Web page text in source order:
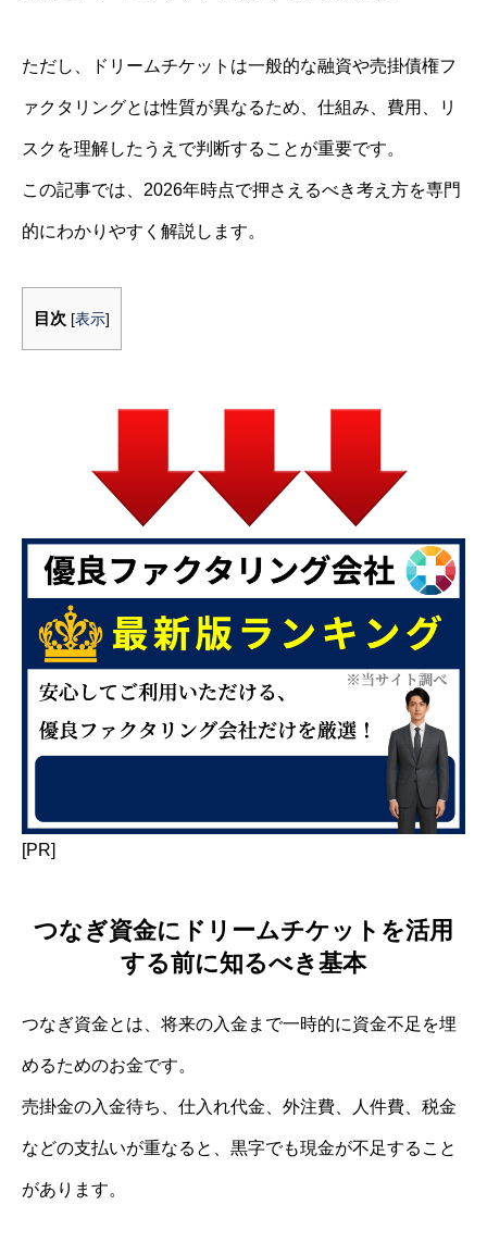
ただし、ドリームチケットは一般的な融資や売掛債権フ
ァクタリングとは性質が異なるため、仕組み、費用、リ
スクを理解したうえで判断することが重要です。
この記事では、2026年時点で押さえるべき考え方を専門
的にわかりやすく解説します。
目次 [表示]
[PR]
つなぎ資金にドリームチケットを活用
する前に知るべき基本
つなぎ資金とは、将来の入金まで一時的に資金不足を埋
めるためのお金です。
売掛金の入金待ち、仕入れ代金、外注費、人件費、税金
などの支払いが重なると、黒字でも現金が不足すること
があります。